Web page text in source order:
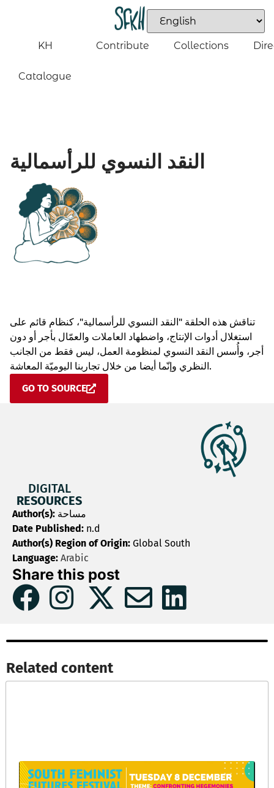
KH
Catalogue
Contribute Collections
النقد النسوي للرأسمالية
تناقش هذه الحلقة "النقد النسوي للرأسمالية"، كنظام قائم على
استغلال أدوات الإنتاج، واضطهاد العاملات والعمّال بأجر أو دون
أجر، وأُسس النقد النسوي لمنظومة العمل، ليس فقط من الجانب
النظري وإنّما أيضا من خلال تجاربنا اليوميّة المعاشة.
GO TO SOURCE
DIGITAL
RESOURCES
Author(s): مساحة
Date Published: n.d
Author(s) Region of Origin: Global South
Language: Arabic
Share this post
Related content​